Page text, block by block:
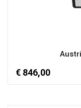
€ 846,00